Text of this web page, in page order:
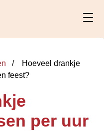
Hoeveel drankje
feest?
per uur